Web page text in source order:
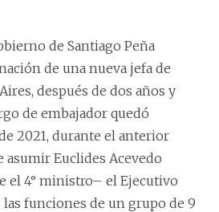
de Santiago Peña
de una nueva jefa de
después de dos años y
de embajador quedó
2021, durante el anterior
asumir Euclides Acevedo
el 4° ministro– el Ejecutivo
funciones de un grupo de 9